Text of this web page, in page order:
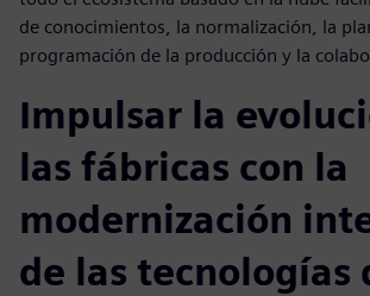
de conocimientos, la normalización, la
programación de la producción y la
Impulsar la
las fábricas con la
modernización
de las tecnologías